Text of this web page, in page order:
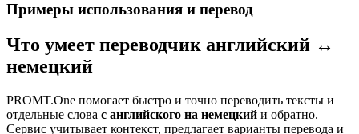
Примеры использования и перевод
Что умеет переводчик английский ↔
немецкий
PROMT.One помогает быстро и точно переводить тексты и
отдельные слова с английского на немецкий и обратно.
Сервис учитывает контекст, предлагает варианты перевода и